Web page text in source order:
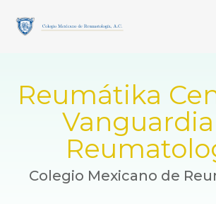
links
primary
contentReumátika
Colegio Mexicano de